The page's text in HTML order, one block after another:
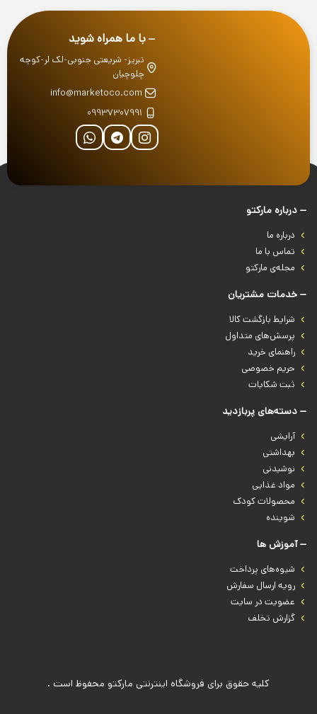
با ما همراه شوید
تبریز- شریعتی جنوبی-لک لر-کوچه
چلوچیان
info@marketoco.com
09937307991
درباره‌ مارکتو
درباره‌ ما
تماس با ما
مجله‌ی مارکتو
خدمات مشتریان
شرایط بازگشت کالا
پرسش‌های متداول
راهنمای خرید
حریم خصوصی
ثبت شکایات
دسته‌های پربازدید
آرایشی
بهداشتی
نوشیدنی
مواد غذایی
محصولات کودک
شوینده
آموزش ها
شیوه‌های پرداخت
رویه ارسال سفارش
عضویت در سایت
گزارش تخلف
کلیه حقوق برای فروشگاه اینترنتی مارکتو محفوظ است .